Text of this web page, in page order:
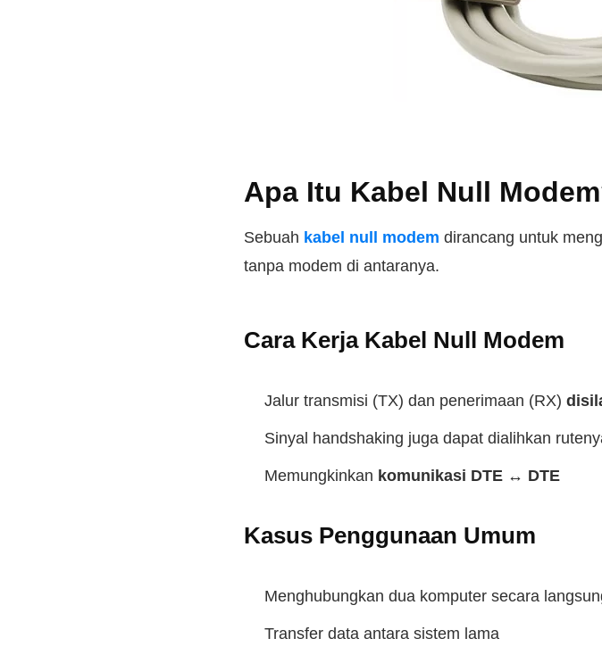
Apa Itu Kabel Null
Sebuah kabel null modem dirancang untuk
tanpa modem di antaranya.
Cara Kerja Kabel Null Modem
Jalur transmisi (TX) dan penerimaan (RX)
Sinyal handshaking juga dapat dialihkan
Memungkinkan komunikasi DTE ↔ DTE
Kasus Penggunaan Umum
Menghubungkan dua komputer secara
Transfer data antara sistem lama